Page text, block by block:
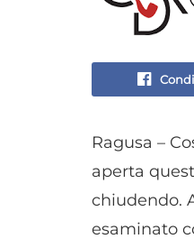
Ragusa –
aperta
chiudendo.
esaminato